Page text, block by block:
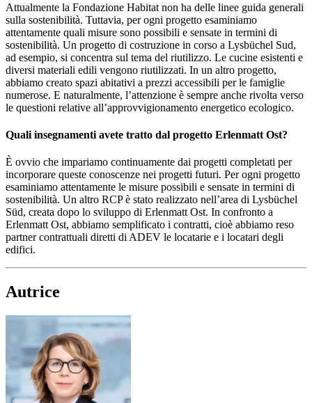
Attualmente la Fondazione Habitat non ha delle linee guida generali
sulla sostenibilità. Tuttavia, per ogni progetto esaminiamo
attentamente quali misure sono possibili e sensate in termini di
sostenibilità. Un progetto di costruzione in corso a Lysbüchel Sud,
ad esempio, si concentra sul tema del riutilizzo. Le cucine esistenti e
diversi materiali edili vengono riutilizzati. In un altro progetto,
abbiamo creato spazi abitativi a prezzi accessibili per le famiglie
numerose. E naturalmente, l’attenzione è sempre anche rivolta verso
le questioni relative all’approvvigionamento energetico ecologico.
Quali insegnamenti avete tratto dal progetto Erlenmatt Ost?
È ovvio che impariamo continuamente dai progetti completati per
incorporare queste conoscenze nei progetti futuri. Per ogni progetto
esaminiamo attentamente le misure possibili e sensate in termini di
sostenibilità. Un altro RCP è stato realizzato nell’area di Lysbüchel
Süd, creata dopo lo sviluppo di Erlenmatt Ost. In confronto a
Erlenmatt Ost, abbiamo semplificato i contratti, cioè abbiamo reso
partner contrattuali diretti di ADEV le locatarie e i locatari degli
edifici.
Autrice